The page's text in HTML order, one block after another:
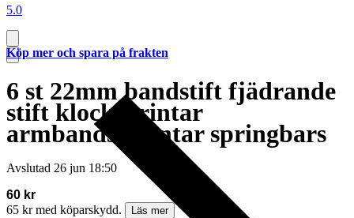
5.0
6 st 22mm bandstift fjädrande
stift klocksprintar
armbandssprintar springbars
Avslutad 26 jun 18:50
60 kr
65 kr med köparskydd.
Läs mer
Köp mer och spara på frakten